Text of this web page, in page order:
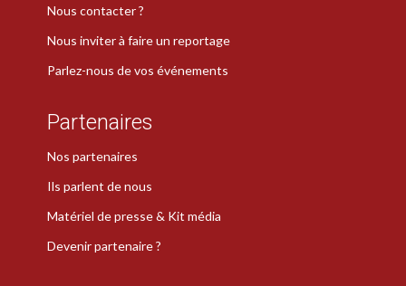
Nous contacter ?
Nous inviter à faire un reportage
Parlez-nous de vos événements
Partenaires
Nos partenaires
Ils parlent de nous
Matériel de presse & Kit média
Devenir partenaire ?